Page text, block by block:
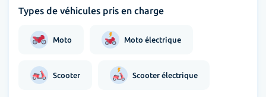
Types de véhicules pris en charge
Moto Moto électrique
Scooter Scooter électrique